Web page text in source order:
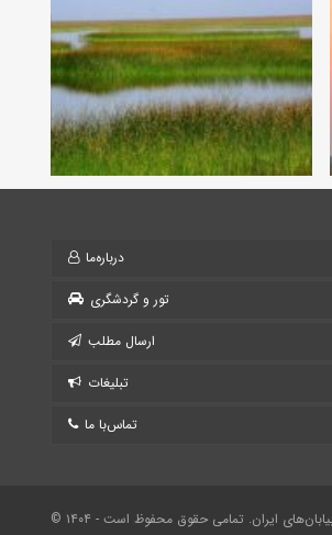
درباره‌ما
تور و گردشگری
ارسال مطلب
تبلیغات
تماس‌با ما